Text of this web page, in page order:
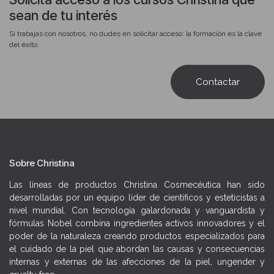
elastina, degradación del colágeno y estrés oxidativo acumulado
→ Los productos SPF de la gama home care: cuándo y para qué perfil
→ Cómo combinar la rutina diurna protectora con la reparación
nocturna como aliados del ciclo de renovación post-exposición
sean de tu interés
Si trabajas con nosotros, no dudes en solicitar acceso: la formación es la clave
del éxito.
Contactar
Sobre Christina
Las líneas de productos Christina Cosmecéutica han sido
desarrolladas por un equipo líder de científicos y esteticistas a
nivel mundial. Con tecnología galardonada y vanguardista y
fórmulas Nobel combina ingredientes activos innovadores y el
poder de la naturaleza creando productos especializados para
el cuidado de la piel que abordan las causas y consecuencias
internas y externas de las afecciones de la piel, ungender y